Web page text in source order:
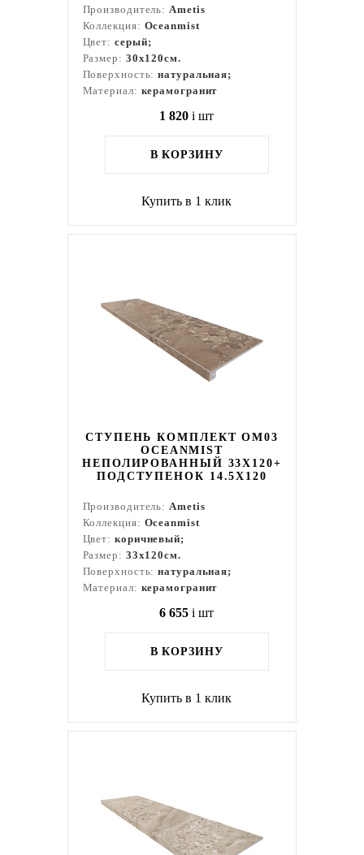
Производитель:Ametis
Коллекция: Oceanmist
Цвет: серый;
Размер: 30x120см.
Поверхность:натуральная;
Материал: керамогранит
1 820 i шт
В КОРЗИНУ
Купить в 1 клик
СТУПЕНЬ КОМПЛЕКТ OM03
OCEANMIST
НЕПОЛИРОВАННЫЙ 33X120+
ПОДСТУПЕНОК 14.5X120
Производитель:Ametis
Коллекция: Oceanmist
Цвет: коричневый;
Размер: 33x120см.
Поверхность:натуральная;
Материал: керамогранит
6 655 i шт
В КОРЗИНУ
Купить в 1 клик